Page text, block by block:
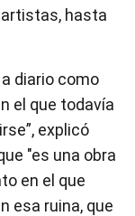
artistas, hasta
diario como
el que todavía
explicó
"es una obra
en el que
esa ruina, que